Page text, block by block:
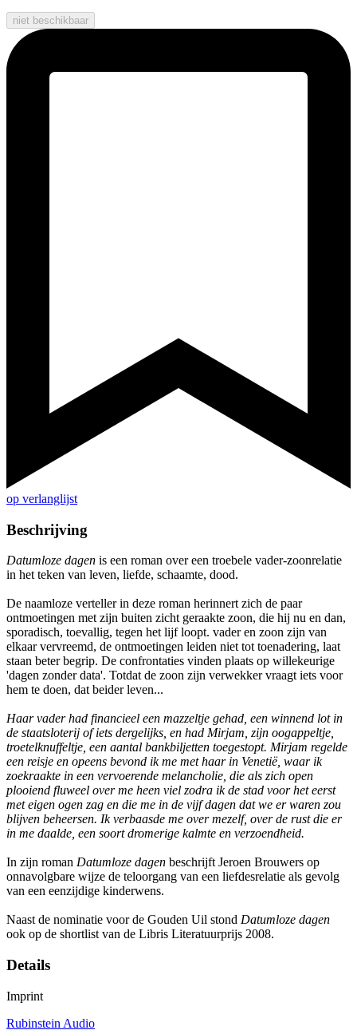
niet beschikbaar
op verlanglijst
Beschrijving
Datumloze dagen is een roman over een troebele vader-zoonrelatie
in het teken van leven, liefde, schaamte, dood.
De naamloze verteller in deze roman herinnert zich de paar
ontmoetingen met zijn buiten zicht geraakte zoon, die hij nu en dan,
sporadisch, toevallig, tegen het lijf loopt. vader en zoon zijn van
elkaar vervreemd, de ontmoetingen leiden niet tot toenadering, laat
staan beter begrip. De confrontaties vinden plaats op willekeurige
'dagen zonder data'. Totdat de zoon zijn verwekker vraagt iets voor
hem te doen, dat beider leven...
Haar vader had financieel een mazzeltje gehad, een winnend lot in
de staatsloterij of iets dergelijks, en had Mirjam, zijn oogappeltje,
troetelknuffeltje, een aantal bankbiljetten toegestopt. Mirjam regelde
een reisje en opeens bevond ik me met haar in Venetië, waar ik
zoekraakte in een vervoerende melancholie, die als zich open
plooiend fluweel over me heen viel zodra ik de stad voor het eerst
met eigen ogen zag en die me in de vijf dagen dat we er waren zou
blijven beheersen. Ik verbaasde me over mezelf, over de rust die er
in me daalde, een soort dromerige kalmte en verzoendheid.
In zijn roman Datumloze dagen beschrijft Jeroen Brouwers op
onnavolgbare wijze de teloorgang van een liefdesrelatie als gevolg
van een eenzijdige kinderwens.
Naast de nominatie voor de Gouden Uil stond Datumloze dagen
ook op de shortlist van de Libris Literatuurprijs 2008.
Details
Imprint
Rubinstein Audio